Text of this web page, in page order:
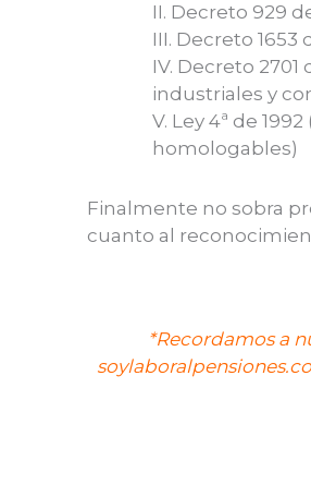
II. Decreto 929
III. Decreto 1653
IV. Decreto
industriales y
V. Ley 4ª de
homologables)
Finalmente no sobra
cuanto al
*Recordamos a